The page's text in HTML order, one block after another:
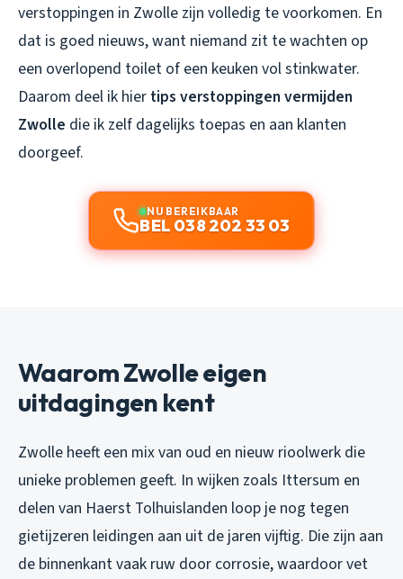
verstoppingen in Zwolle zijn volledig te voorkomen. En
dat is goed nieuws, want niemand zit te wachten op
een overlopend toilet of een keuken vol stinkwater.
Daarom deel ik hier tips verstoppingen vermijden
Zwolle die ik zelf dagelijks toepas en aan klanten
doorgeef.
NU BEREIKBAAR
BEL 038 202 33 03
Waarom Zwolle eigen
uitdagingen kent
Zwolle heeft een mix van oud en nieuw rioolwerk die
unieke problemen geeft. In wijken zoals Ittersum en
delen van Haerst Tolhuislanden loop je nog tegen
gietijzeren leidingen aan uit de jaren vijftig. Die zijn aan
de binnenkant vaak ruw door corrosie, waardoor vet